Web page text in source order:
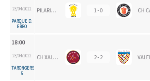
23/04/2022
PARQUE D.
EBRO
PILARICAS 1 - 0
18:00
23/04/2022
TARONGERS
5
CH XALOC 2 - 2